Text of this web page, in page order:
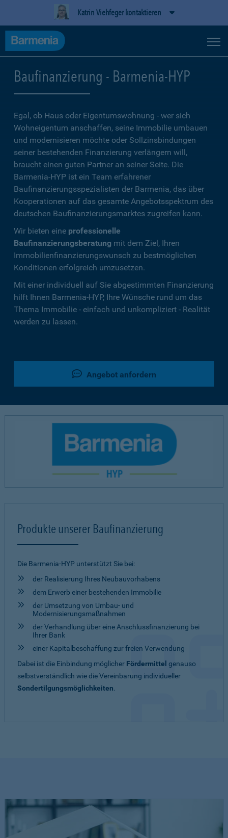
Katrin Viehfeger kontaktieren
Baufinanzierung - Barmenia-HYP
Egal, ob Haus oder Eigentumswohnung - wer sich
Wohneigentum anschaffen, seine Immobilie umbauen
und modernisieren möchte oder Sollzinsbindungen
seiner bestehenden Finanzierung verlängern will,
braucht einen guten Partner an seiner Seite. Die
Barmenia-HYP ist ein Team erfahrener
Baufinanzierungsspezialisten der Barmenia, das über
Kooperationen auf das gesamte Angebotsspektrum des
deutschen Baufinanzierungsmarktes zugreifen kann.
Wir bieten eine professionelle
Baufinanzierungsberatung mit dem Ziel, Ihren
Immobilienfinanzierungswunsch zu bestmöglichen
Konditionen erfolgreich umzusetzen.
Mit einer individuell auf Sie abgestimmten Finanzierung
hilft Ihnen Barmenia-HYP, Ihre Wünsche rund um das
Thema Immobilie - einfach und unkompliziert - Realität
werden zu lassen.
Angebot anfordern
Produkte unserer Baufinanzierung
Die Barmenia-HYP unterstützt Sie bei:
der Realisierung Ihres Neubauvorhabens
dem Erwerb einer bestehenden Immobilie
der Umsetzung von Umbau- und
Modernisierungsmaßnahmen
der Verhandlung über eine Anschlussfinanzierung bei
Ihrer Bank
einer Kapitalbeschaffung zur freien Verwendung
Dabei ist die Einbindung möglicher Fördermittel genauso
selbstverständlich wie die Vereinbarung individueller
Sondertilgungsmöglichkeiten.